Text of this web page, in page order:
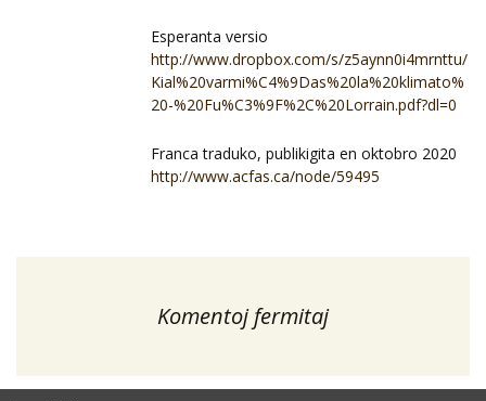
Esperanta versio
http://www.dropbox.com/s/z5aynn0i4mrnttu/
Kial%20varmi%C4%9Das%20la%20klimato%
20-%20Fu%C3%9F%2C%20Lorrain.pdf?dl=0
Franca traduko, publikigita en oktobro 2020
http://www.acfas.ca/node/59495
Komentoj fermitaj